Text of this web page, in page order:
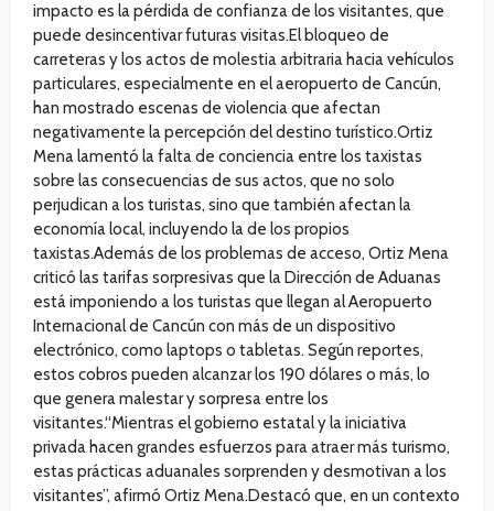
impacto es la pérdida de confianza de los visitantes, que
puede desincentivar futuras visitas.El bloqueo de
carreteras y los actos de molestia arbitraria hacia vehículos
particulares, especialmente en el aeropuerto de Cancún,
han mostrado escenas de violencia que afectan
negativamente la percepción del destino turístico.Ortiz
Mena lamentó la falta de conciencia entre los taxistas
sobre las consecuencias de sus actos, que no solo
perjudican a los turistas, sino que también afectan la
economía local, incluyendo la de los propios
taxistas.Además de los problemas de acceso, Ortiz Mena
criticó las tarifas sorpresivas que la Dirección de Aduanas
está imponiendo a los turistas que llegan al Aeropuerto
Internacional de Cancún con más de un dispositivo
electrónico, como laptops o tabletas. Según reportes,
estos cobros pueden alcanzar los 190 dólares o más, lo
que genera malestar y sorpresa entre los
visitantes.“Mientras el gobierno estatal y la iniciativa
privada hacen grandes esfuerzos para atraer más turismo,
estas prácticas aduanales sorprenden y desmotivan a los
visitantes”, afirmó Ortiz Mena.Destacó que, en un contexto